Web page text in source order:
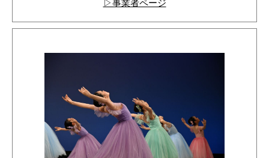
▷事業者ページ